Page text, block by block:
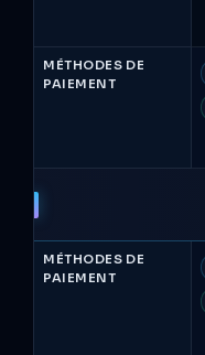
MÉTHODES DE
PAIEMENT
MÉTHODES DE
PAIEMENT